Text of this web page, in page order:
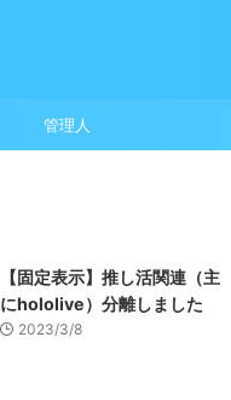
管理人
【固定表示】推し活関連（主
にhololive）分離しました
2023/3/8